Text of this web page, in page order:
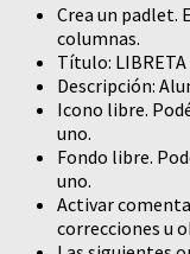
Crea un padlet.
columnas.
Título: LIBRETA
Descripción:
Icono libre.
uno.
Fondo libre.
uno.
Activar
correcciones u